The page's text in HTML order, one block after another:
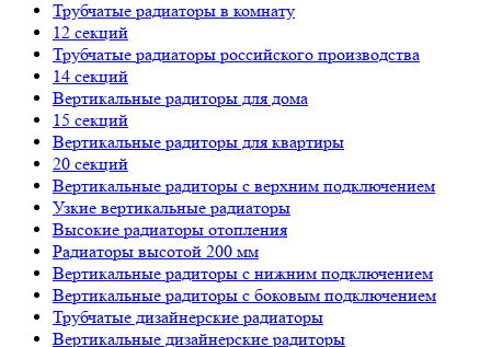
Трубчатые радиаторы в комнату
12 секций
Трубчатые радиаторы российского производства
14 секций
Вертикальные радиторы для дома
15 секций
Вертикальные радиторы для квартиры
20 секций
Вертикальные радиторы с верхним подключением
Узкие вертикальные радиаторы
Высокие радиаторы отопления
Радиаторы высотой 200 мм
Вертикальные радиторы с нижним подключением
Вертикальные радиторы с боковым подключением
Трубчатые дизайнерские радиаторы
Вертикальные дизайнерские радиторы